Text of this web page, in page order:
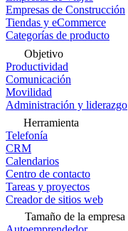
Empresas de Construcción
Tiendas y eCommerce
Categorías de producto
Objetivo
Productividad
Comunicación
Movilidad
Administración y liderazgo
Herramienta
Telefonía
CRM
Calendarios
Centro de contacto
Tareas y proyectos
Creador de sitios web
Tamaño de la empresa